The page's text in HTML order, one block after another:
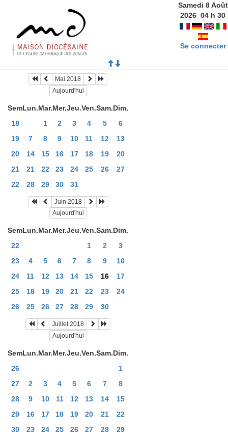
Samedi 8 Août
2026 04 h30
Se connecter
Mai 2018
Aujourd'hui
SemLun.Mar.Mer.Jeu.Ven.Sam.Dim.
18
1 2 3 4 5
6
19
7 8 9 10 11 12
13
20
14 15 16 17 18 19
20
21
21 22 23 24 25 26
27
22
28 29 30 31
Juin 2018
Aujourd'hui
SemLun.Mar.Mer.Jeu.Ven.Sam.Dim.
22
1 2
3
23
4 5 6 7 8 9
10
24
11 12 13 14 15 16
17
25
18 19 20 21 22 23
24
26
25 26 27 28 29 30
Juillet 2018
Aujourd'hui
SemLun.Mar.Mer.Jeu.Ven.Sam.Dim.
26
1
27
2 3 4 5 6 7
8
28
9 10 11 12 13 14
15
29
16 17 18 19 20 21
22
30
23 24 25 26 27 28
29